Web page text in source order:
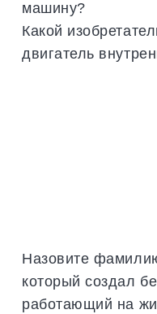
машину?
Какой
двигатель
Назовите
который создал
работающий на